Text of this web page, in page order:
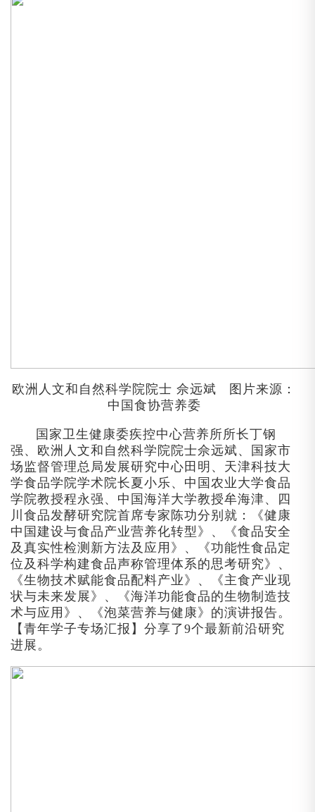
欧洲人文和自然科学院院士 佘远斌
图片来源：
中国食协营养委
国家卫生健康委疾控中心营养所所长丁钢
强、欧洲人文和自然科学院院士佘远斌、国家市
场监督管理总局发展研究中心田明、天津科技大
学食品学院学术院长夏小乐、中国农业大学食品
学院教授程永强、中国海洋大学教授牟海津、四
川食品发酵研究院首席专家陈功分别就：《健康
中国建设与食品产业营养化转型》、《食品安全
及真实性检测新方法及应用》、《功能性食品定
位及科学构建食品声称管理体系的思考研究》、
《生物技术赋能食品配料产业》、《主食产业现
状与未来发展》、《海洋功能食品的生物制造技
术与应用》、《泡菜营养与健康》的演讲报告。
【青年学子专场汇报】分享了9个最新前沿研究
进展。